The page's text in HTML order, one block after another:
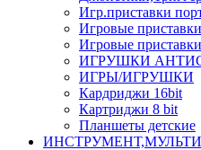
Игр.приставки
Игровые
Игровые
ИГРУШКИ
ИГРЫ/ИГРУШКИ
Кардриджи 16bit
Картриджи 8 bit
Планшеты детские